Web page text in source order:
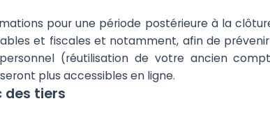
pour une période postérieure à la
et fiscales et notamment, afin de
(réutilisation de votre ancien
plus accessibles en ligne.
tiers